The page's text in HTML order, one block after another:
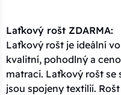
Laťkový rošt ZDARMA:
Laťkový rošt je ideální
kvalitní, pohodlný a
matraci. Laťkový rošt se
jsou spojeny textilií.